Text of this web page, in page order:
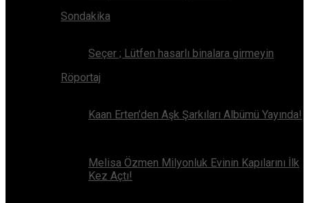
Sondakika
Seçer ; Lütfen hasarlı binalara girmeyin
Röportaj
Kaan Erten’den Aşk Şarkıları Albümü Yayında!
Melisa Özmen Milyonluk Evinin Kapılarını İlk
Kez Açtı!